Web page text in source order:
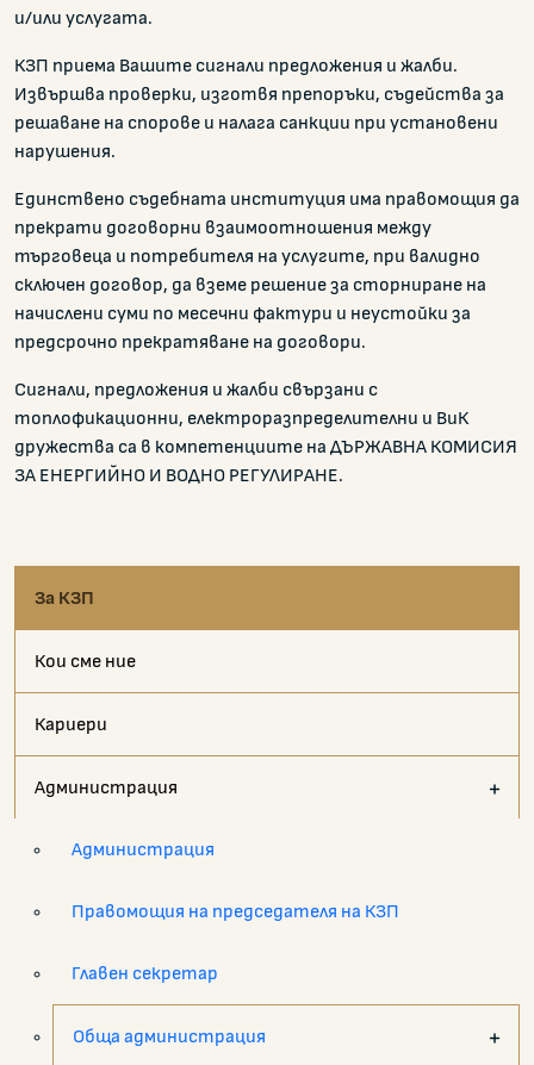
и/или услугата.
КЗП приема Вашите сигнали предложения и жалби.
Извършва проверки, изготвя препоръки, съдейства за
решаване на спорове и налага санкции при установени
нарушения.
Единствено съдебната институция има правомощия да
прекрати договорни взаимоотношения между
търговеца и потребителя на услугите, при валидно
сключен договор, да вземе решение за сторниране на
начислени суми по месечни фактури и неустойки за
предсрочно прекратяване на договори.
Сигнали, предложения и жалби свързани с
топлофикационни, електроразпределителни и ВиК
дружества са в компетенциите на ДЪРЖАВНА КОМИСИЯ
ЗА ЕНЕРГИЙНО И ВОДНО РЕГУЛИРАНЕ.
За КЗП
Кои сме ние
Кариери
Администрация
Администрация
Правомощия на председателя на КЗП
Главен секретар
Обща администрация